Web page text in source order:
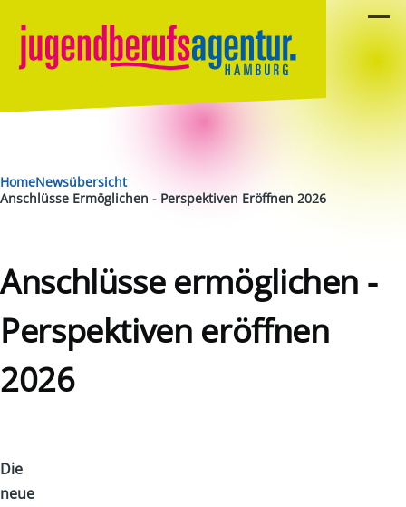
Pfadnavigation
HomeNewsübersicht
Anschlüsse Ermöglichen - Perspektiven Eröffnen 2026
Anschlüsse ermöglichen -
Perspektiven eröffnen
2026
Die
neue